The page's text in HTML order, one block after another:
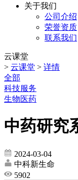
关于我们
公司介绍
荣誉资质
联系我们
云课堂
> 云课堂 > 详情
全部
科技服务
生物医药
中药研究
2024-03-04
中科新生命
5902